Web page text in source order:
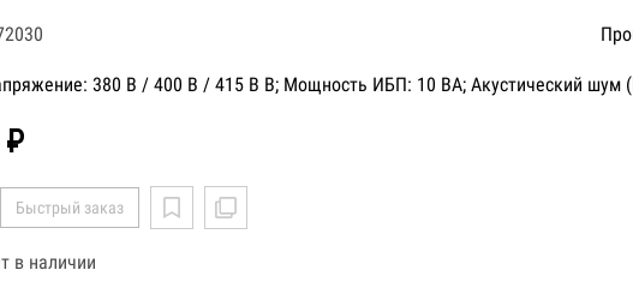
380 В / 400 В / 415 В В; Мощность ИБП: 10 ВА; Акустический шум
₽
Быстрый заказ
в наличии